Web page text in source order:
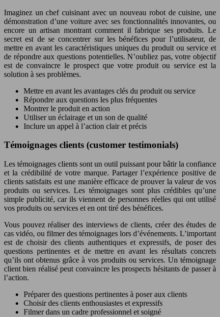
Imaginez un chef cuisinant avec un nouveau robot de cuisine, une
démonstration d’une voiture avec ses fonctionnalités innovantes, ou
encore un artisan montrant comment il fabrique ses produits. Le
secret est de se concentrer sur les bénéfices pour l’utilisateur, de
mettre en avant les caractéristiques uniques du produit ou service et
de répondre aux questions potentielles. N’oubliez pas, votre objectif
est de convaincre le prospect que votre produit ou service est la
solution à ses problèmes.
Mettre en avant les avantages clés du produit ou service
Répondre aux questions les plus fréquentes
Montrer le produit en action
Utiliser un éclairage et un son de qualité
Inclure un appel à l’action clair et précis
Témoignages clients (customer testimonials)
Les témoignages clients sont un outil puissant pour bâtir la confiance
et la crédibilité de votre marque. Partager l’expérience positive de
clients satisfaits est une manière efficace de prouver la valeur de vos
produits ou services. Les témoignages sont plus crédibles qu’une
simple publicité, car ils viennent de personnes réelles qui ont utilisé
vos produits ou services et en ont tiré des bénéfices.
Vous pouvez réaliser des interviews de clients, créer des études de
cas vidéo, ou filmer des témoignages lors d’événements. L’important
est de choisir des clients authentiques et expressifs, de poser des
questions pertinentes et de mettre en avant les résultats concrets
qu’ils ont obtenus grâce à vos produits ou services. Un témoignage
client bien réalisé peut convaincre les prospects hésitants de passer à
l’action.
Préparer des questions pertinentes à poser aux clients
Choisir des clients enthousiastes et expressifs
Filmer dans un cadre professionnel et soigné